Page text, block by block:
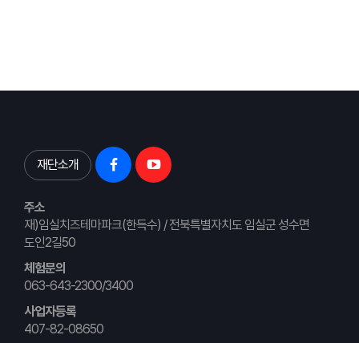
재단소개
주소
재)임실치즈테마파크(한득수) / 전북특별자치도 임실군 성수면
도인2길50
체험문의
063-643-2300/3400
사업자등록
407-82-08650